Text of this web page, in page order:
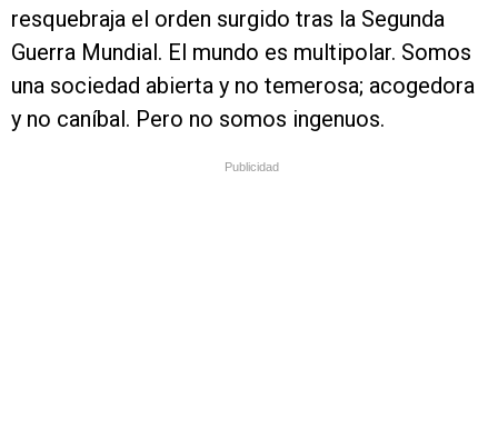
resquebraja el orden surgido tras la Segunda
Guerra Mundial. El mundo es multipolar. Somos
una sociedad abierta y no temerosa; acogedora
y no caníbal. Pero no somos ingenuos.
Publicidad